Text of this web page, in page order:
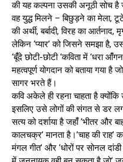
की यह कल्पना उसकी अनूठी सोच है
वह युद्ध मिलने – बिछुड़ने का मेला,
की अर्थी, बर्बादी, विरह का
लेकिन ‘प्यार’ को जिसने समझा है,
‘बूंँदे छोटी-छोटी ‘कविता में ‘धरा
महत्वपूर्ण योगदान को बताया गया है
सागर भरते हैं।
कवि अकेले ही रहना चाहता है
इसलिए उसे लोगों की संगत से डर
सत्य को दर्शाया है जहांँ ‘भीतर और
कालचक्र’ मानता है।’चाह की राह’
मंगल गीत’ और ‘धोरों पर सोनल